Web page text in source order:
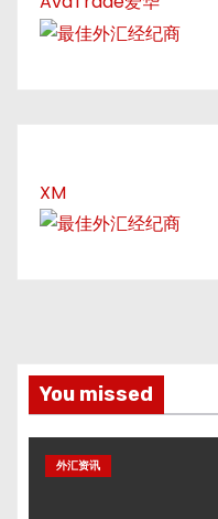
XM
You missed
外汇资讯